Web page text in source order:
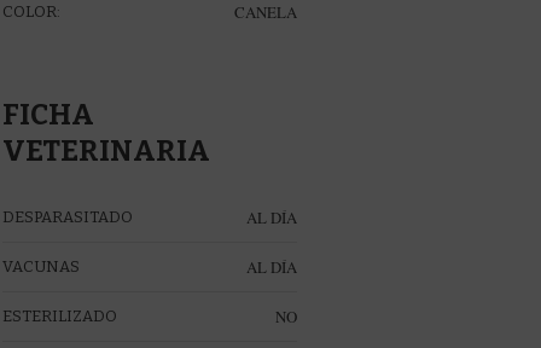
COLOR: CANELA
FICHA
VETERINARIA
DESPARASITADO AL DÍA
VACUNAS AL DÍA
ESTERILIZADO NO